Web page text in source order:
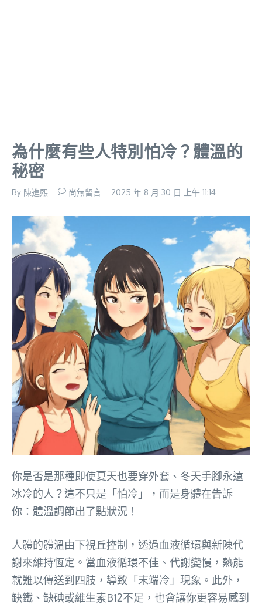
為什麼有些人特別怕冷？體溫的
秘密
By 陳進𤋮 尚無留言 2025 年 8 月 30 日 上午 11:14
你是否是那種即使夏天也要穿外套、冬天手腳永遠
冰冷的人？這不只是「怕冷」，而是身體在告訴
你：體溫調節出了點狀況！
人體的體溫由下視丘控制，透過血液循環與新陳代
謝來維持恆定。當血液循環不佳、代謝變慢，熱能
就難以傳送到四肢，導致「末端冷」現象。此外，
缺鐵、缺碘或維生素B12不足，也會讓你更容易感到